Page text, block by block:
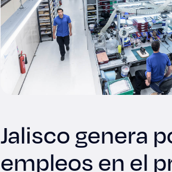
Jalisco genera
empleos en el